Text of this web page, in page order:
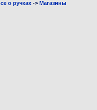
о ручках -> Магазины